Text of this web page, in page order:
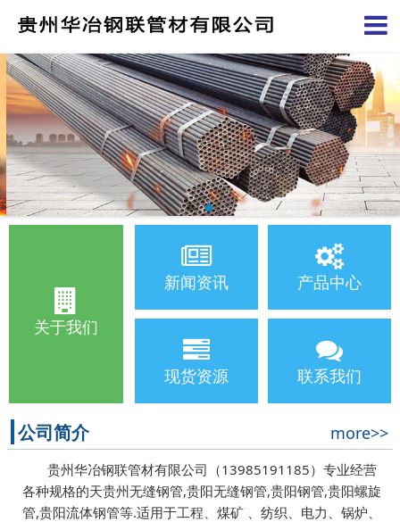
关于我们
新闻资讯 产品中心
现货资源 联系我们
公司简介 more>>
贵州华冶钢联管材有限公司（13985191185）专业经营
各种规格的天贵州无缝钢管,贵阳无缝钢管,贵阳钢管,贵阳螺旋
管,贵阳流体钢管等.适用于工程、煤矿 、纺织、电力、锅炉、